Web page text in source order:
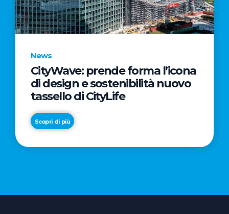
News
CityWave: prende forma l’icona
di design e sostenibilità nuovo
tassello di CityLife
Scopri di più
News
“Passione
il